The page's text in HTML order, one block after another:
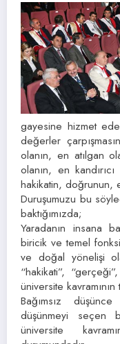
gayesine hizmet
değerler
olanın, en atılgan
olanın, en
hakikatin, doğrunun,
Duruşumuzu bu
baktığımızda;
Yaradanın insana
biricik ve temel
ve doğal yönelişi
“hakikati”,
üniversite
Bağımsız
düşünmeyi seçen
üniversite